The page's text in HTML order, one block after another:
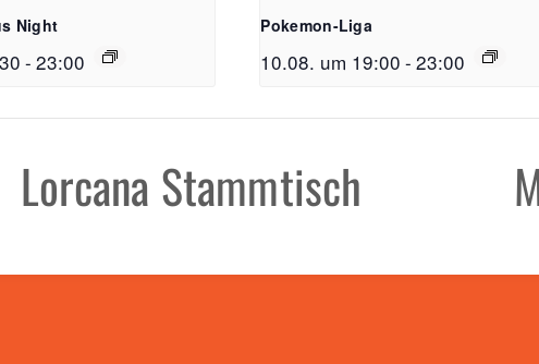
Night
- 23:00
Pokemon-Liga
10.08. um 19:00 - 23:00
Lorcana Stammtisch